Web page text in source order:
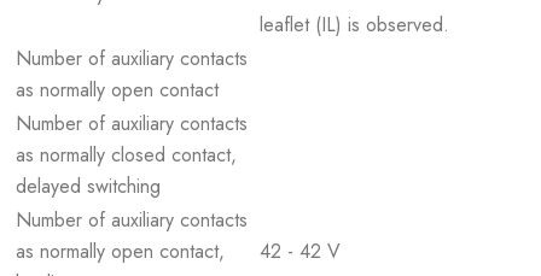
leaflet (IL) is observed.
Number of auxiliary contacts
as normally open contact
Number of auxiliary contacts
as normally closed contact,
delayed switching
Number of auxiliary contacts
as normally open contact,
42 - 42 V